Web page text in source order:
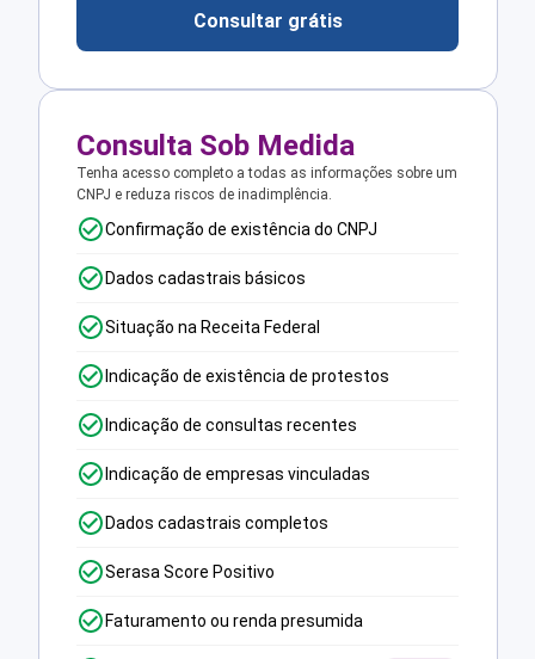
Consultar grátis
Consulta Sob Medida
Tenha acesso completo a todas as informações sobre um
CNPJ e reduza riscos de inadimplência.
Confirmação de existência do CNPJ
Dados cadastrais básicos
Situação na Receita Federal
Indicação de existência de protestos
Indicação de consultas recentes
Indicação de empresas vinculadas
Dados cadastrais completos
Serasa Score Positivo
Faturamento ou renda presumida